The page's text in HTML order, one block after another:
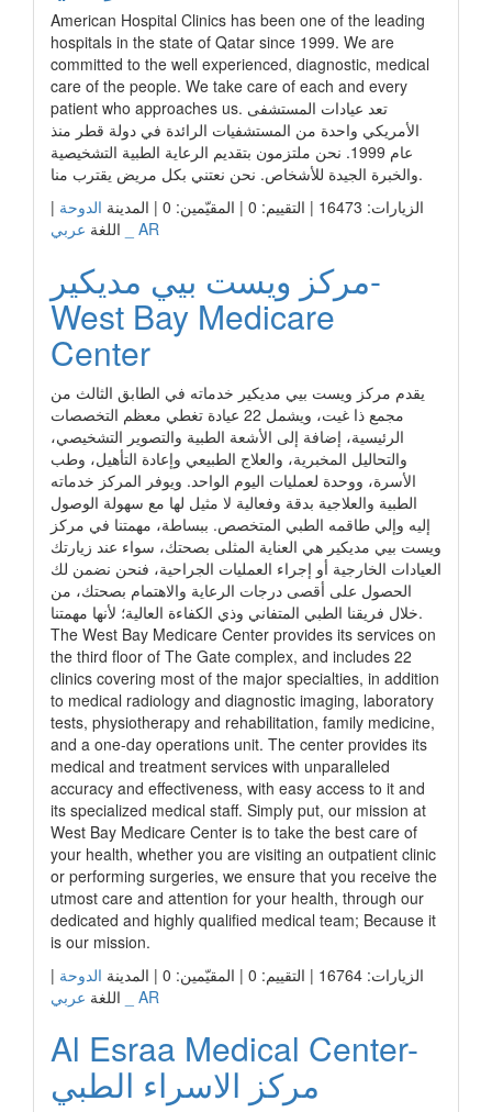
American Hospital Clinics has been one of the leading
hospitals in the state of Qatar since 1999. We are
committed to the well experienced, diagnostic, medical
care of the people. We take care of each and every
patient who approaches us. تعد عيادات المستشفى
الأمريكي واحدة من المستشفيات الرائدة في دولة قطر منذ
عام 1999. نحن ملتزمون بتقديم الرعاية الطبية التشخيصية
والخبرة الجيدة للأشخاص. نحن نعتني بكل مريض يقترب منا.
الزيارات: 16473 | التقييم: 0 | المقيّمين: 0 | المدينة
الدوحة |
اللغة عربي _ AR
مركز ويست بيي مديكير-
West Bay Medicare
Center
يقدم مركز ويست بيي مديكير خدماته في الطابق الثالث من
مجمع ذا غيت، ويشمل 22 عيادة تغطي معظم التخصصات
الرئيسية، إضافة إلى الأشعة الطبية والتصوير التشخيصي،
والتحاليل المخبرية، والعلاج الطبيعي وإعادة التأهيل، وطب
الأسرة، ووحدة لعمليات اليوم الواحد. ويوفر المركز خدماته
الطبية والعلاجية بدقة وفعالية لا مثيل لها مع سهولة الوصول
إليه وإلي طاقمه الطبي المتخصص. ببساطة، مهمتنا في مركز
ويست بيي مديكير هي العناية المثلى بصحتك، سواء عند زيارتك
العيادات الخارجية أو إجراء العمليات الجراحية، فنحن نضمن لك
الحصول على أقصى درجات الرعاية والاهتمام بصحتك، من
خلال فريقنا الطبي المتفاني وذي الكفاءة العالية؛ لأنها مهمتنا.
The West Bay Medicare Center provides its services on
the third floor of The Gate complex, and includes 22
clinics covering most of the major specialties, in addition
to medical radiology and diagnostic imaging, laboratory
tests, physiotherapy and rehabilitation, family medicine,
and a one-day operations unit. The center provides its
medical and treatment services with unparalleled
accuracy and effectiveness, with easy access to it and
its specialized medical staff. Simply put, our mission at
West Bay Medicare Center is to take the best care of
your health, whether you are visiting an outpatient clinic
or performing surgeries, we ensure that you receive the
utmost care and attention for your health, through our
dedicated and highly qualified medical team; Because it
is our mission.
الزيارات: 16764 | التقييم: 0 | المقيّمين: 0 | المدينة
الدوحة |
اللغة عربي _ AR
Al Esraa Medical Center-
مركز الاسراء الطبي